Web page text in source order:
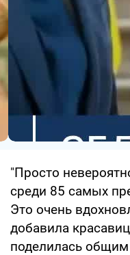
"Просто
среди 85 самых
Это очень
добавила
поделилась